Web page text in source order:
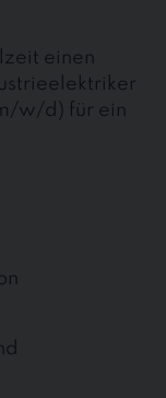
einen
w/d) für ein